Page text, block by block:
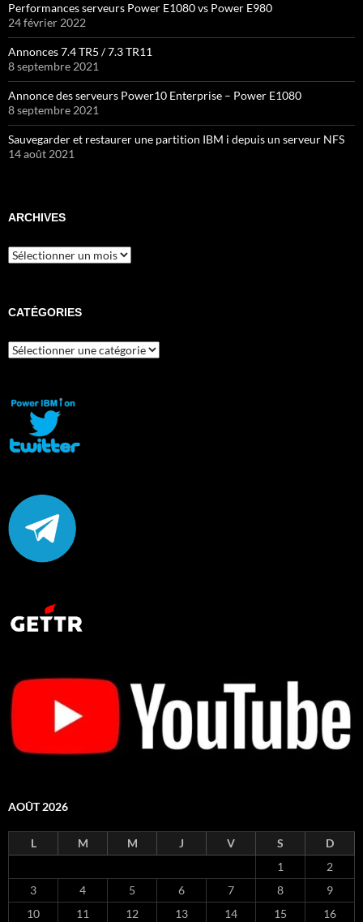
Performances serveurs Power E1080 vs Power E980
24 février 2022
Annonces 7.4 TR5 / 7.3 TR11
8 septembre 2021
Annonce des serveurs Power10 Enterprise – Power E1080
8 septembre 2021
Sauvegarder et restaurer une partition IBM i depuis un serveur NFS
14 août 2021
ARCHIVES
Archives
CATÉGORIES
Catégories
AOÛT 2026
L M M J V S
D
1
2
3
4 5 6 7 8
9
10
11 12 13 14 15 16